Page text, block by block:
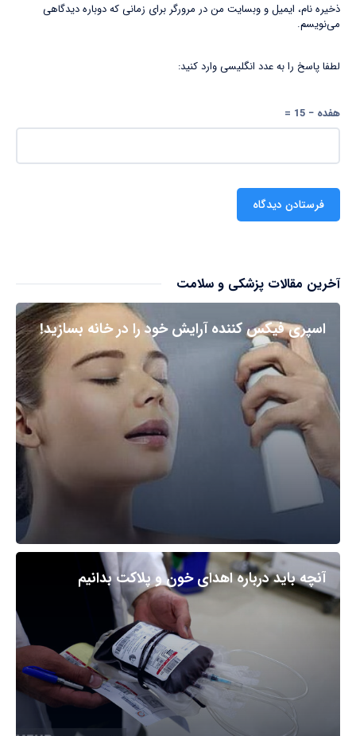
ذخیره نام، ایمیل و وبسایت من در مرورگر برای زمانی که دوباره دیدگاهی
می‌نویسم.
لطفا پاسخ را به عدد انگلیسی وارد کنید:
هفده − 15 =
آخرین مقالات پزشکی و سلامت
اسپری فیکس کننده آرایش خود را در خانه بسازید!
آنچه باید درباره اهدای خون و پلاکت بدانیم